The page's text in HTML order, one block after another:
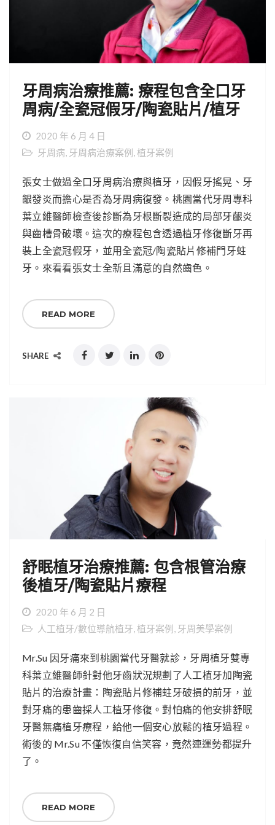
牙周病治療推薦: 療程包含全口牙
周病/全瓷冠假牙/陶瓷貼片/植牙
2020 年 6 月 4 日
牙周病, 牙周病治療案例 ,植牙案例
張女士做過全口牙周病治療與植牙，因假牙搖晃、牙
齦發炎而擔心是否為牙周病復發。桃園當代牙周專科
葉立維醫師檢查後診斷為牙根斷裂造成的局部牙齦炎
與齒槽骨破壞。這次的療程包含透過植牙修復斷牙再
裝上全瓷冠假牙，並用全瓷冠/陶瓷貼片修補門牙蛀
牙。來看看張女士全新且滿意的自然齒色。
READ MORE
SHARE
舒眠植牙治療推薦: 包含根管治療
後植牙/陶瓷貼片療程
2020 年 6 月 2 日
人工植牙/數位導航植牙,植牙案例, 牙周美學案例
Mr.Su 因牙痛來到桃園當代牙醫就診，牙周植牙雙專
科葉立維醫師針對他牙齒狀況規劃了人工植牙加陶瓷
貼片的治療計畫：陶瓷貼片修補蛀牙破損的前牙，並
對牙痛的患齒採人工植牙修復。對怕痛的他安排舒眠
牙醫無痛植牙療程，給他一個安心放鬆的植牙過程。
術後的 Mr.Su 不僅恢復自信笑容，竟然連運勢都提升
了。
READ MORE